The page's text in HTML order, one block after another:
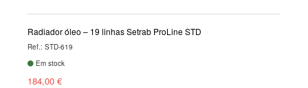
Radiador óleo – 19 linhas Setrab ProLine STD
Ref.: STD-619
Em stock
184,00 €